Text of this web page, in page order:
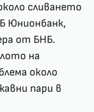
сливането
Юнионбанк,
от БНБ.
на
около
пари в